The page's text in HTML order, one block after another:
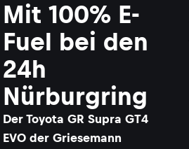
Mit 100% E-
Fuel bei den
24h
Nürburgring
Der Toyota GR Supra GT4
EVO der Griesemann